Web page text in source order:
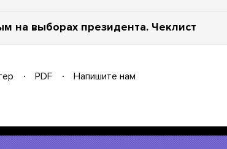
на выборах президента. Чеклист
PDF
Напишите нам